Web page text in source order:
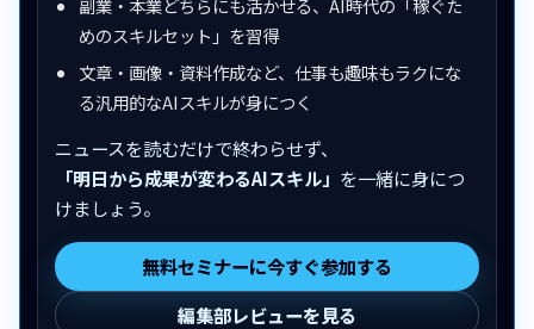
めのスキルセット」を習得
文章・画像・資料作成など、仕事も趣味もラクにな
る汎用的なAIスキルが身につく
ニュースを読むだけで終わらせず、
「明日から成果が変わるAIスキル」 を一緒に身につ
けましょう。
無料セミナーに今すぐ参加する
編集部レビューを見る